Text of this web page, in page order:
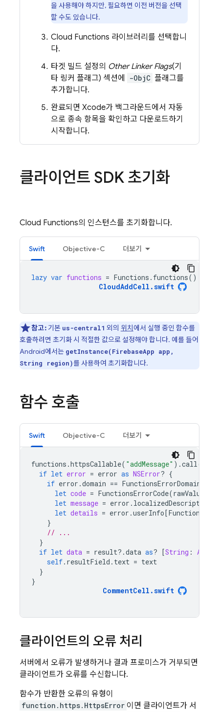
을 사용해야 하지만, 필요하면 이전 버전을 선택
할 수도 있습니다.
Cloud Functions 라이브러리를 선택합니
다.
타겟 빌드 설정의 Other Linker Flags(기
타 링커 플래그) 섹션에
-ObjC 플래그를
추가합니다.
완료되면 Xcode가 백그라운드에서 자동
으로 종속 항목을 확인하고 다운로드하기
시작합니다.
클라이언트 SDK 초기화
Cloud Functions의 인스턴스를 초기화합니다.
Swift Objective-C 더보기
lazy var functions = Functions . functions()
CloudAddCell .swift
참고:기본 us-central1 외의 위치에서 실행 중인 함수를
호출하려면 초기화 시 적절한 값으로 설정해야 합니다. 예를 들어
Android에서는 getInstance(FirebaseApp app,
String region)를 사용하여 초기화합니다.
함수 호출
Swift Objective-C 더보기
functions .httpsCallable( "addMessage" ).call([
if let error = error as NSError? {
if error .domain == FunctionsErrorDomain
let code = FunctionsErrorCode(rawValue
let message = error . localizedDescription
let details = error .userInfo[
}
// ...
}
if let data = result?.data as? [String : Any
self. resultField . text = text
}
}
CommentCell .swift
클라이언트의 오류 처리
서버에서 오류가 발생하거나 결과 프로미스가 거부되면
클라이언트가 오류를 수신합니다.
함수가 반환한 오류의 유형이
function.https.HttpsError 이면 클라이언트가 서